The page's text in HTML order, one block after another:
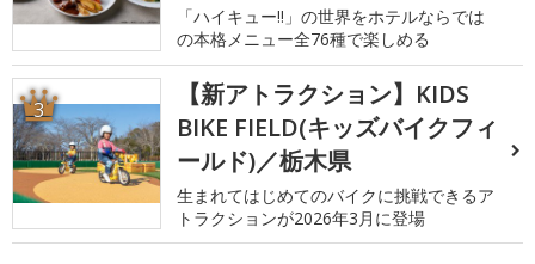
「ハイキュー!!」の世界をホテルならでは
の本格メニュー全76種で楽しめる
3
【新アトラクション】KIDS
BIKE FIELD(キッズバイクフィ
ールド)／栃木県
生まれてはじめてのバイクに挑戦できるア
トラクションが2026年3月に登場